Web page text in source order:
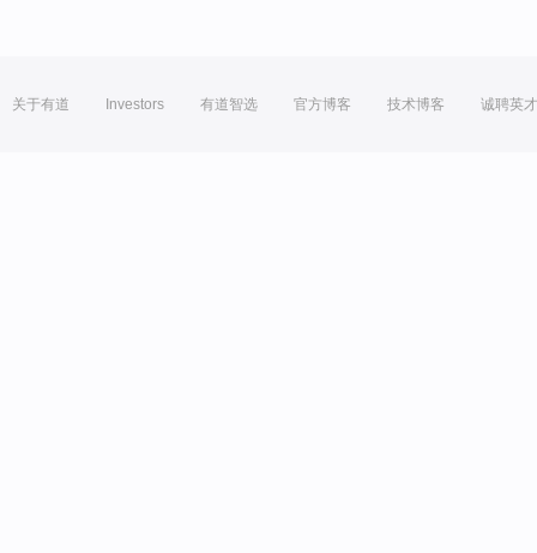
关于有道 Investors 有道智选 官方博客 技术博客 诚聘英才